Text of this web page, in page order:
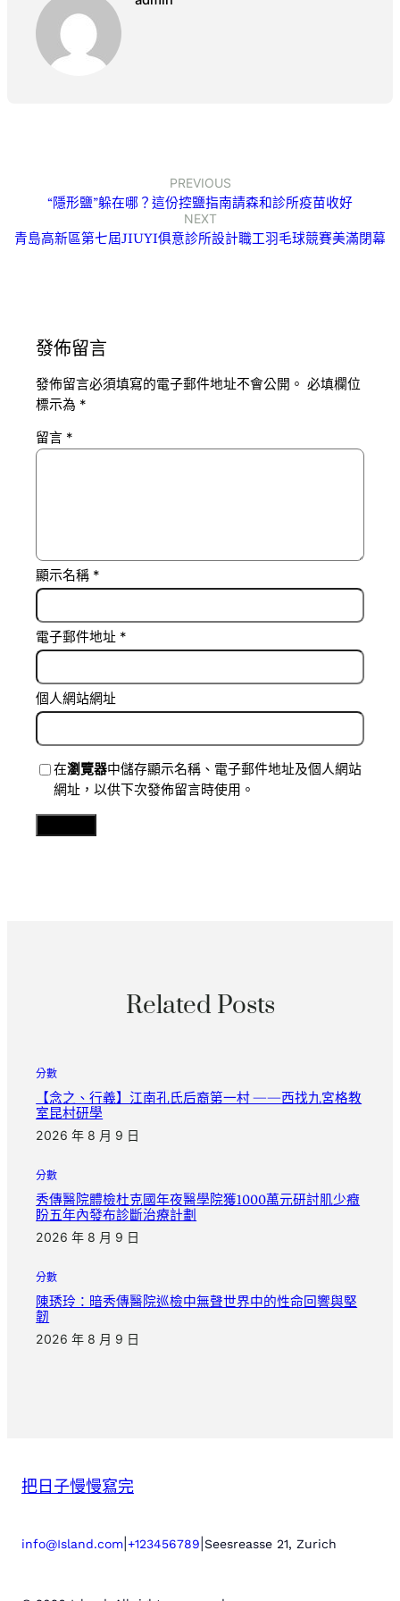
PREVIOUS
“隱形鹽”躲在哪？這份控鹽指南請森和診所疫苗收好
NEXT
青島高新區第七屆JIUYI俱意診所設計職工羽毛球競賽美滿閉幕
發佈留言
發佈留言必須填寫的電子郵件地址不會公開。 必填欄位
標示為 *
留言 *
顯示名稱 *
電子郵件地址 *
個人網站網址
在瀏覽器中儲存顯示名稱、電子郵件地址及個人網站
網址，以供下次發佈留言時使用。
Related Posts
分數
【念之、行義】江南孔氏后裔第一村 ——西找九宮格教
室昆村研學
2026 年 8 月 9 日
分數
秀傳醫院體檢杜克國年夜醫學院獲1000萬元研討肌少癥
盼五年內發布診斷治療計劃
2026 年 8 月 9 日
分數
陳琇玲：暗秀傳醫院巡檢中無聲世界中的性命回響與堅
韌
2026 年 8 月 9 日
把日子慢慢寫完
info@Island.com +123456789 Seesreasse 21, Zurich